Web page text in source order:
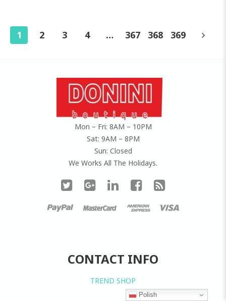
1 2 3 4 … 367 368 369
Mon – Fri: 8AM – 10PM
Sat: 9AM – 8PM
Sun: Closed
We Works All The Holidays.
CONTACT INFO
TREND SHOP
Polish